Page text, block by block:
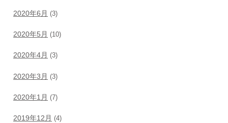
2020年6月 (3)
2020年5月 (10)
2020年4月 (3)
2020年3月 (3)
2020年1月 (7)
2019年12月 (4)